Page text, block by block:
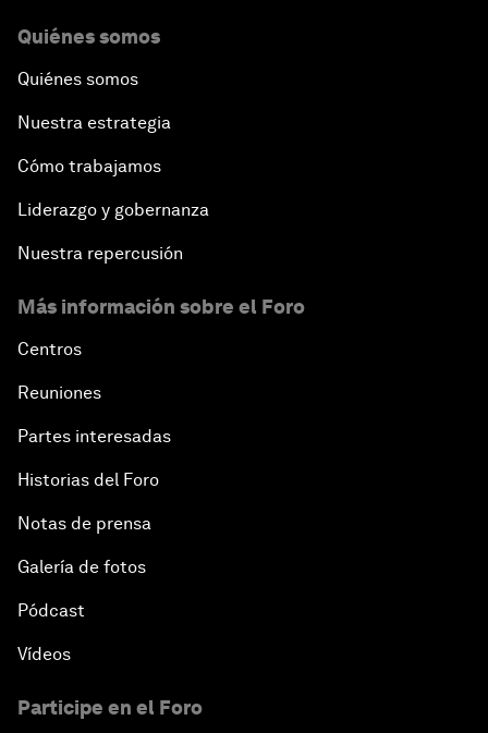
Quiénes somos
Quiénes somos
Nuestra estrategia
Cómo trabajamos
Liderazgo y gobernanza
Nuestra repercusión
Más información sobre el Foro
Centros
Reuniones
Partes interesadas
Historias del Foro
Notas de prensa
Galería de fotos
Pódcast
Vídeos
Participe en el Foro